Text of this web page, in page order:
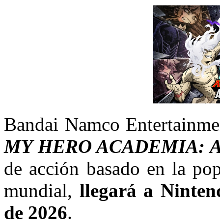
Bandai Namco
MY HERO ACADEMIA:
de acción basado en la
mundial, llegará a
de 2026.